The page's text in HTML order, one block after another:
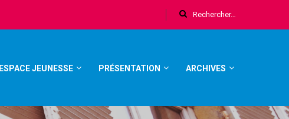
ESPACE JEUNESSE PRÉSENTATION ARCHIVES